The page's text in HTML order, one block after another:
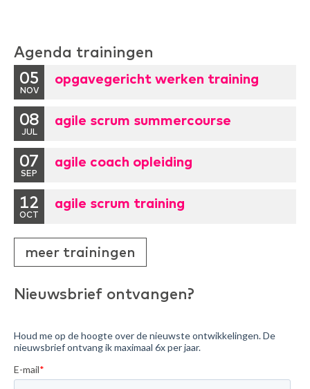
Agenda trainingen
05
NOV
opgavegericht werken training
08
JUL
agile scrum summercourse
07
SEP
agile coach opleiding
12
OCT
agile scrum training
meer trainingen
Nieuwsbrief ontvangen?